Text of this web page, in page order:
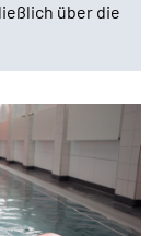
über die